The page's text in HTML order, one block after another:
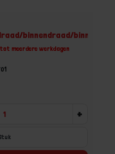
binnendraad/
meerdere werkdagen
+